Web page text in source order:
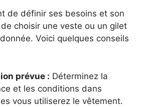
de définir ses besoins et son
choisir une veste ou un gilet
Voici quelques conseils
prévue : Déterminez la
et les conditions dans
vous utiliserez le vêtement.